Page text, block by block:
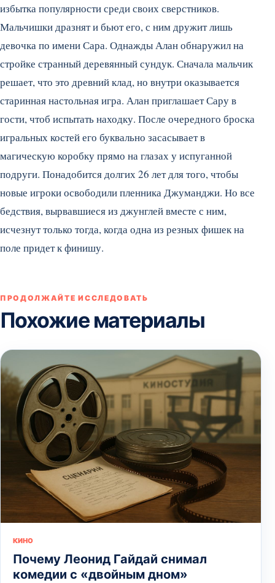
избытка популярности среди своих сверстников.
Мальчишки дразнят и бьют его, с ним дружит лишь
девочка по имени Сара. Однажды Алан обнаружил на
стройке странный деревянный сундук. Сначала мальчик
решает, что это древний клад, но внутри оказывается
старинная настольная игра. Алан приглашает Сару в
гости, чтоб испытать находку. После очередного броска
игральных костей его буквально засасывает в
магическую коробку прямо на глазах у испуганной
подруги. Понадобится долгих 26 лет для того, чтобы
новые игроки освободили пленника Джуманджи. Но все
бедствия, вырвавшиеся из джунглей вместе с ним,
исчезнут только тогда, когда одна из резных фишек на
поле придет к финишу.
ПРОДОЛЖАЙТЕ ИССЛЕДОВАТЬ
Похожие материалы
КИНО
Почему Леонид Гайдай снимал
комедии с «двойным дном»